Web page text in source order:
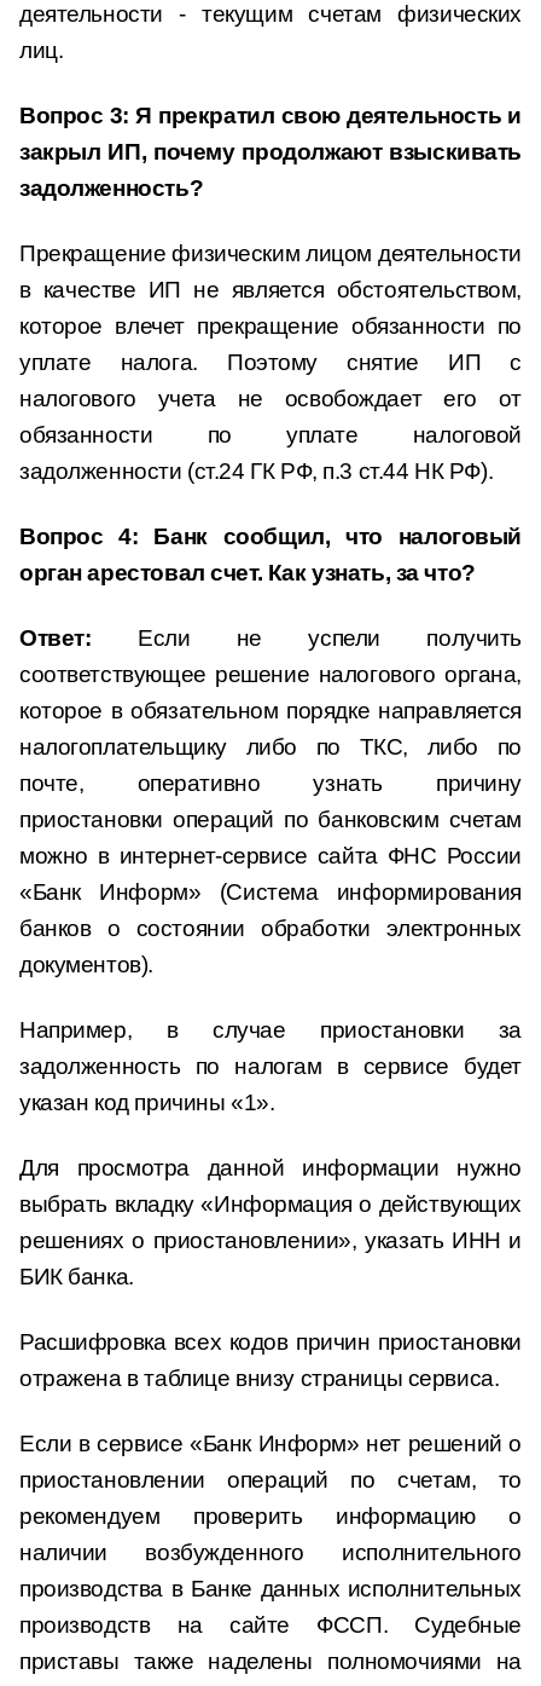
деятельности - текущим счетам физических
лиц.
Вопрос 3: Я прекратил свою деятельность и
закрыл ИП, почему продолжают взыскивать
задолженность?
Прекращение физическим лицом деятельности
в качестве ИП не является обстоятельством,
которое влечет прекращение обязанности по
уплате налога. Поэтому снятие ИП с
налогового учета не освобождает его от
обязанности по уплате налоговой
задолженности (ст.24 ГК РФ, п.3 ст.44 НК РФ).
Вопрос 4: Банк сообщил, что налоговый
орган арестовал счет. Как узнать, за что?
Ответ: Если не успели получить
соответствующее решение налогового органа,
которое в обязательном порядке направляется
налогоплательщику либо по ТКС, либо по
почте, оперативно узнать причину
приостановки операций по банковским счетам
можно в интернет-сервисе сайта ФНС России
«Банк Информ» (Система информирования
банков о состоянии обработки электронных
документов).
Например, в случае приостановки за
задолженность по налогам в сервисе будет
указан код причины «1».
Для просмотра данной информации нужно
выбрать вкладку «Информация о действующих
решениях о приостановлении», указать ИНН и
БИК банка.
Расшифровка всех кодов причин приостановки
отражена в таблице внизу страницы сервиса.
Если в сервисе «Банк Информ» нет решений о
приостановлении операций по счетам, то
рекомендуем проверить информацию о
наличии возбужденного исполнительного
производства в Банке данных исполнительных
производств на сайте ФССП. Судебные
приставы также наделены полномочиями на